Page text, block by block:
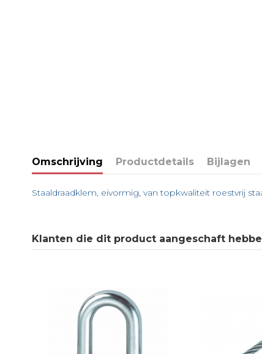
Omschrijving Productdetails Bijlagen
Staaldraadklem, eivormig, van topkwaliteit roestvrij
Klanten die dit product aangeschaft